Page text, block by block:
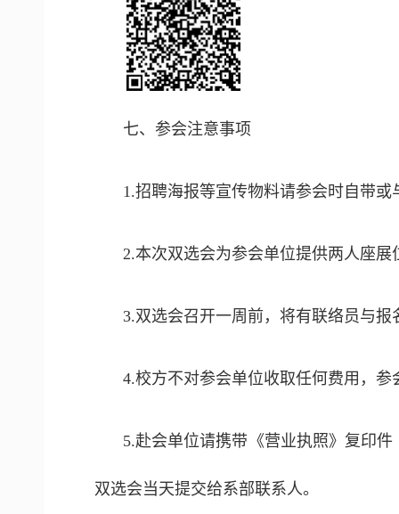
七、 参会注意事项
1.招聘海报等宣传物料请参会时自带或
2.本次双选会为参会单位提供两人座
3.双选会召开一周前，将有联络员与
4.校方不对参会单位收取任何费用，
5.赴会单位请携带《营业执照》复印
双选会当天提交给系部联系人。